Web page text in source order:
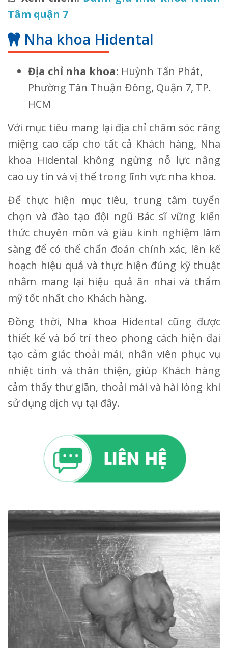
Tâm quận 7
Nha khoa Hidental
Địa chỉ nha khoa: Huỳnh Tấn Phát,
Phường Tân Thuận Đông, Quận 7, TP.
HCM
Với mục tiêu mang lại địa chỉ chăm sóc răng
miệng cao cấp cho tất cả Khách hàng, Nha
khoa Hidental không ngừng nỗ lực nâng
cao uy tín và vị thế trong lĩnh vực nha khoa.
Để thực hiện mục tiêu, trung tâm tuyển
chọn và đào tạo đội ngũ Bác sĩ vững kiến
thức chuyên môn và giàu kinh nghiệm lâm
sàng để có thể chẩn đoán chính xác, lên kế
hoạch hiệu quả và thực hiện đúng kỹ thuật
nhằm mang lại hiệu quả ăn nhai và thẩm
mỹ tốt nhất cho Khách hàng.
Đồng thời, Nha khoa Hidental cũng được
thiết kế và bố trí theo phong cách hiện đại
tạo cảm giác thoải mái, nhân viên phục vụ
nhiệt tình và thân thiện, giúp Khách hàng
cảm thấy thư giãn, thoải mái và hài lòng khi
sử dụng dịch vụ tại đây.